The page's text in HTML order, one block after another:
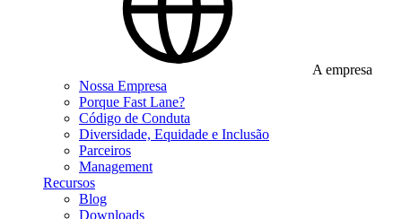
A empresa
Nossa Empresa
Porque Fast Lane?
Código de Conduta
Diversidade, Equidade e Inclusão
Parceiros
Management
Recursos
Blog
Downloads